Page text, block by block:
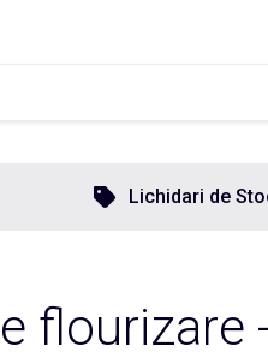
Lichidari de
flourizare